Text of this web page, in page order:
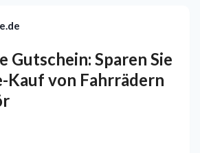
Gutschein: Sparen Sie
Kauf von Fahrrädern